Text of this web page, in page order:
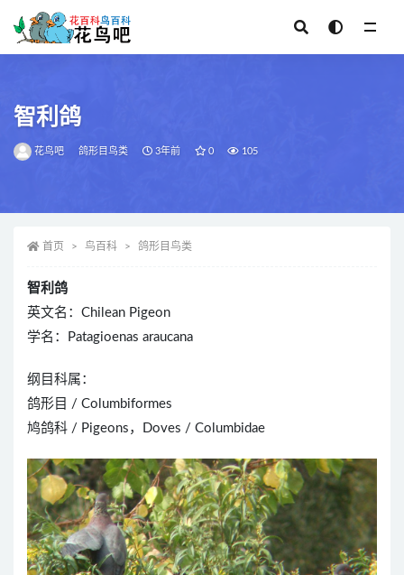
智利鸽
花鸟吧 鸽形目鸟类 3年前 0 105
首页 鸟百科 鸽形目鸟类
智利鸽
英文名：Chilean Pigeon
学名：Patagioenas araucana
纲目科属：
鸽形目 / Columbiformes
鸠鸽科 / Pigeons，Doves / Columbidae